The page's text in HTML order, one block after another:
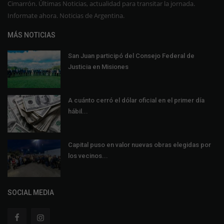
Cimarrón. Últimas Noticias, actualidad para transitar la jornada.
Informate ahora. Noticias de Argentina.
MÁS NOTICIAS
San Juan participó del Consejo Federal de
Justicia en Misiones
A cuánto cerró el dólar oficial en el primer día
hábil...
Capital puso en valor nuevas obras elegidas por
los vecinos...
SOCIAL MEDIA